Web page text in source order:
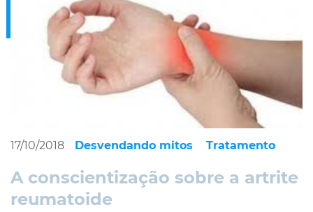
17/10/2018 Desvendando mitos Tratamento
A conscientização sobre a artrite
reumatoide